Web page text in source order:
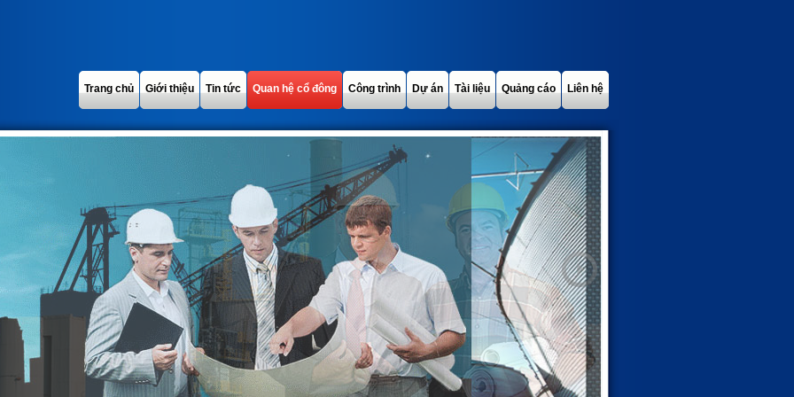
Trang chủ Giới thiệu Tin tức Quan hệ cổ đông Công trình Dự án Tài liệu Quảng cáo Liên hệ